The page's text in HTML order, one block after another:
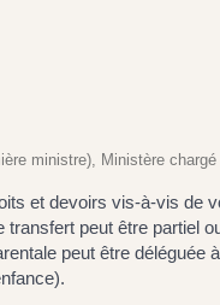
ministre), Ministère
et devoirs vis-à-vis de
peut être partiel
peut être déléguée